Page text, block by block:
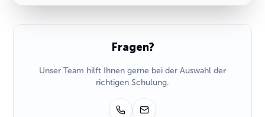
Fragen?
Unser Team hilft Ihnen gerne bei der Auswahl der
richtigen Schulung.